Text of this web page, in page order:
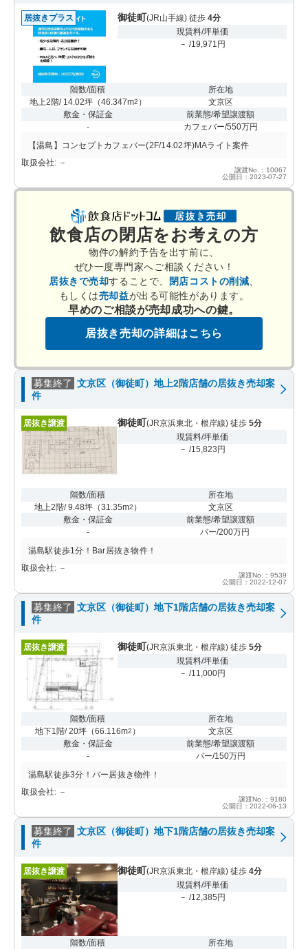
居抜きプラス 御徒町(JR山手線) 徒歩 4分
現賃料/坪単価
－ /19,971円
階数/面積
地上2階/ 14.02坪（46.347m2 ）
所在地
文京区
敷金・保証金
-
前業態/希望譲渡額
カフェバー/550万円
【湯島】コンセプトカフェバー(2F/14.02坪)MAライト案件
取扱会社: －
譲渡No.：10067
公開日：2023-07-27
飲食店の閉店をお考えの方
物件の解約予告を出す前に、
ぜひ一度専門家へご相談ください！
居抜きで売却することで、 閉店コストの削減
もしくは売却益が出る可能性があります。
早めのご相談が売却成功への鍵。
居抜き売却の詳細はこちら
募集終了 文京区（御徒町）地上2階店舗の居抜き売却案
件
居抜き譲渡 御徒町(JR京浜東北・根岸線) 徒歩 5分
現賃料/坪単価
－ /15,823円
階数/面積
地上2階/ 9.48坪（31.35m2 ）
所在地
文京区
敷金・保証金
-
前業態/希望譲渡額
バー/200万円
湯島駅徒歩1分！Bar居抜き物件！
取扱会社: －
譲渡No.：9539
公開日：2022-12-07
募集終了 文京区（御徒町）地下1階店舗の居抜き売却案
件
居抜き譲渡 御徒町(JR京浜東北・根岸線) 徒歩 5分
現賃料/坪単価
－ /11,000円
階数/面積
地下1階/ 20坪 （66.116m2 ）
所在地
文京区
敷金・保証金
-
前業態/希望譲渡額
バー/150万円
湯島駅徒歩3分！バー居抜き物件！
取扱会社: －
譲渡No.：9180
公開日：2022-06-13
募集終了 文京区（御徒町）地下1階店舗の居抜き売却案
件
居抜き譲渡 御徒町(JR京浜東北・根岸線) 徒歩 4分
現賃料/坪単価
－ /12,385円
階数/面積 所在地